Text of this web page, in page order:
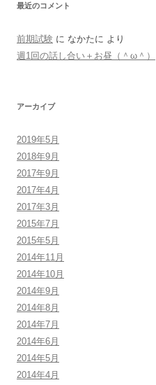
最近のコメント
前期試験 に なかたに より
週1回の話し合い＋お昼（＾ω＾）
アーカイブ
2019年5月
2018年9月
2017年9月
2017年4月
2017年3月
2015年7月
2015年5月
2014年11月
2014年10月
2014年9月
2014年8月
2014年7月
2014年6月
2014年5月
2014年4月